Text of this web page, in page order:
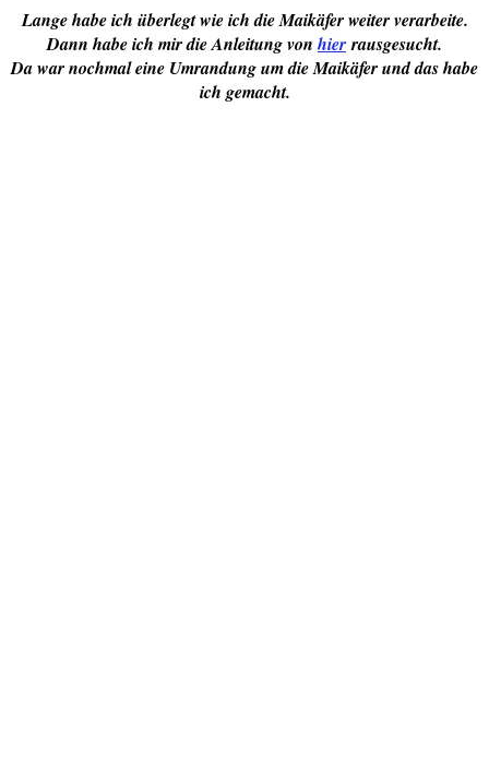
Lange habe ich überlegt wie ich die Maikäfer weiter verarbeite.
Dann habe ich mir die Anleitung von hierrausgesucht.
Da war nochmal eine Umrandung um die Maikäfer und das habe
ich gemacht.